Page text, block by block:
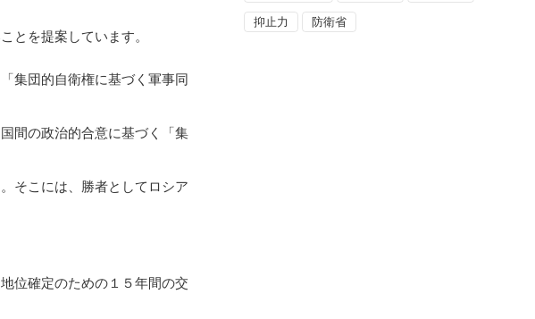
とを提案しています。
集団的自衛権に基づく軍事同
間の政治的合意に基づく「集
そこには、勝者としてロシア
位確定のための１５年間の交
抑止力 防衛省